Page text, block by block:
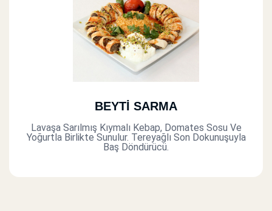
BEYTİ SARMA
Lavaşa Sarılmış Kıymalı Kebap, Domates Sosu Ve
Yoğurtla Birlikte Sunulur. Tereyağlı Son Dokunuşuyla
Baş Döndürücü.